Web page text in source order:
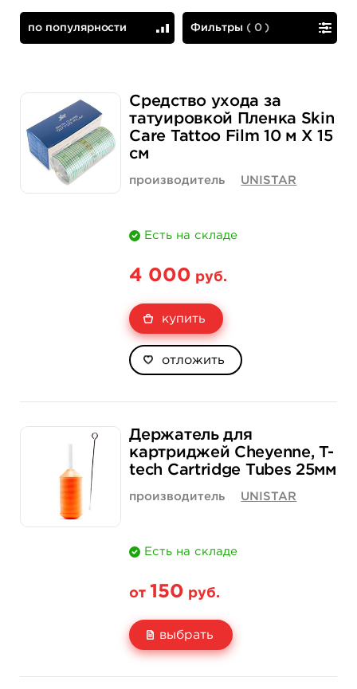
Фильтры (0 )
по популярности
Средство ухода за
татуировкой Пленка Skin
Care Tattoo Film 10 м Х 15
см
производитель UNISTAR
Есть на складе
4 000 руб.
купить
отложить
Держатель для
картриджей Cheyenne, T-
tech Cartridge Tubes 25мм
производитель UNISTAR
Есть на складе
от 150 руб.
выбрать